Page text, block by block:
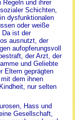
und ihrer
Schichten,
dysfunktionalen
oder weiße
Da ist der
ausnutzt, der
aufopferungsvoll
der Arzt, der
und Geliebte
Eltern geprägten
dem ihnen
nur selten
Hass und
Gesellschaft,